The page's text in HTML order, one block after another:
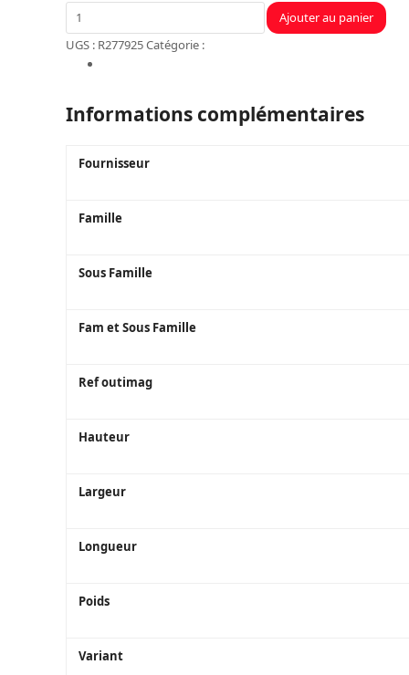
quantité
de
PONCEUSE
VIBRANTE
FIL
TE-
18/113
Ajouter au panier
UGS : R277925Catégorie :
Informations complémentaires
Fournisseur
Famille
Sous Famille
Fam et Sous Famille
Ref outimag
Hauteur
Largeur
Longueur
Poids
Variant